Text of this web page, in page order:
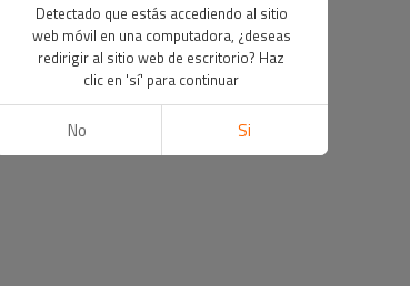
Detectado que estás accediendo al sitio
web móvil en una computadora, ¿deseas
redirigir al sitio web de escritorio? Haz
clic en 'sí' para continuar
No Si